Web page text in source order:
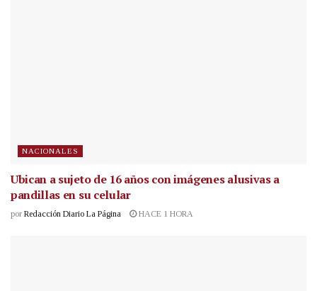
NACIONALES
Ubican a sujeto de 16 años con imágenes alusivas a
pandillas en su celular
por Redacción Diario La Página HACE 1 HORA